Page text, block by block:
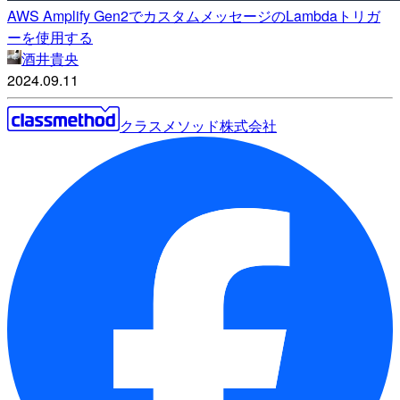
AWS Amplify Gen2でカスタムメッセージのLambdaトリガ
ーを使用する
酒井貴央
2024.09.11
クラスメソッド株式会社